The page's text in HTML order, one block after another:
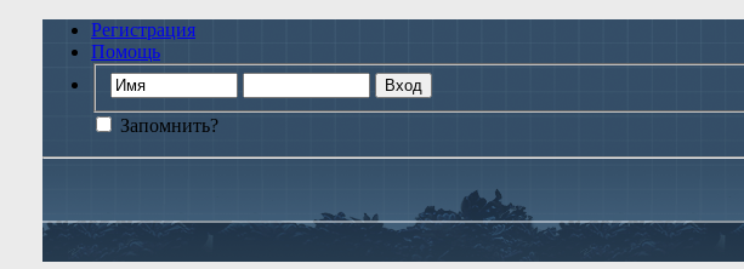
Регистрация
Помощь
Запомнить?